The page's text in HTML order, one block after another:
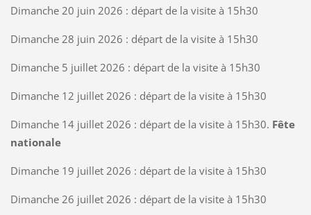
Dimanche 20 juin 2026 : départ de la visite à 15h30
Dimanche 28 juin 2026 : départ de la visite à 15h30
Dimanche 5 juillet 2026 : départ de la visite à 15h30
Dimanche 12 juillet 2026 : départ de la visite à 15h30
Dimanche 14 juillet 2026 : départ de la visite à 15h30. Fête
nationale
Dimanche 19 juillet 2026 : départ de la visite à 15h30
Dimanche 26 juillet 2026 : départ de la visite à 15h30